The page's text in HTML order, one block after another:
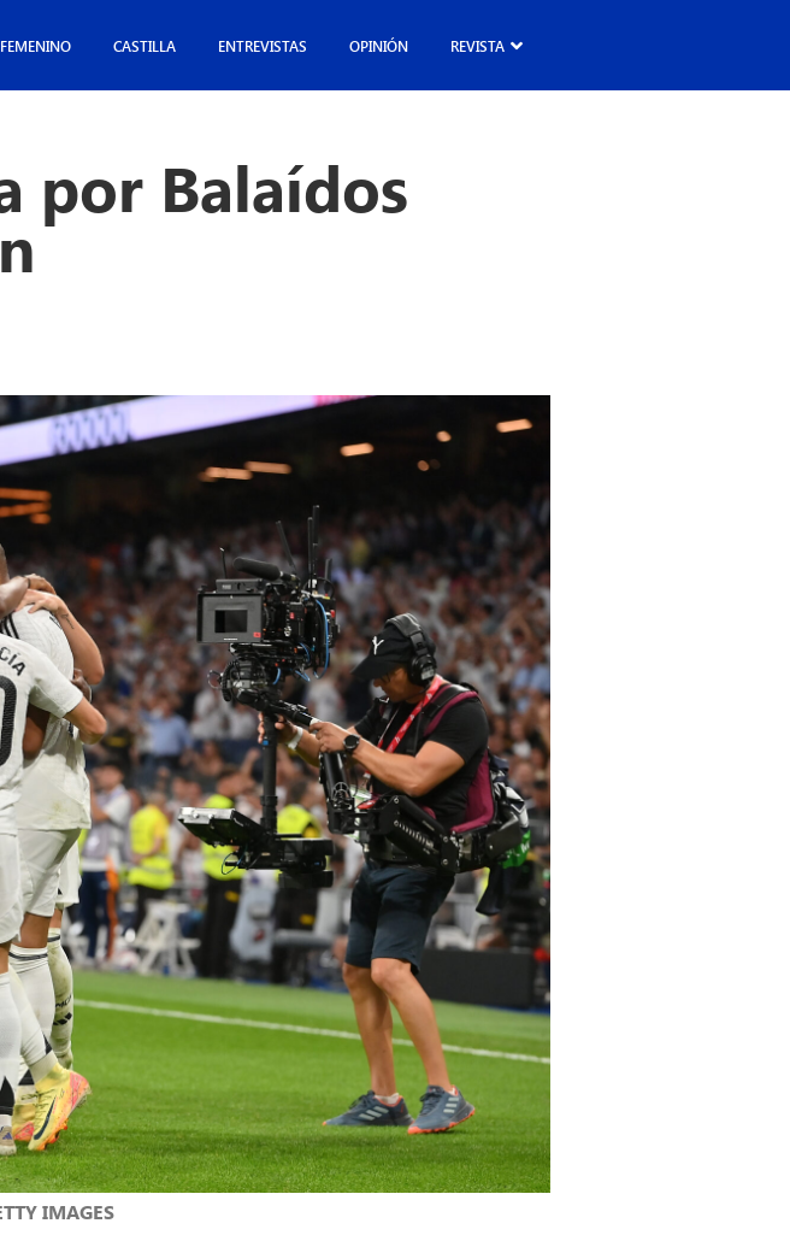
FEMENINO CASTILLA ENTREVISTAS OPINIÓN REVISTA
por Balaídos
IMAGES